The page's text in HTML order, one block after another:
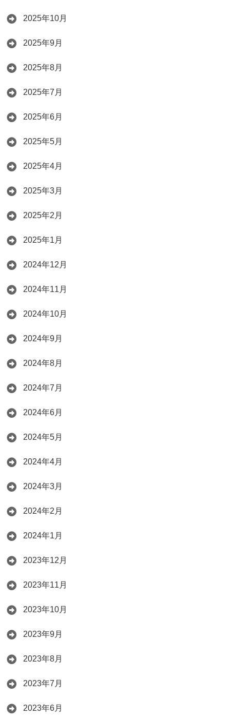
2025年10月
2025年9月
2025年8月
2025年7月
2025年6月
2025年5月
2025年4月
2025年3月
2025年2月
2025年1月
2024年12月
2024年11月
2024年10月
2024年9月
2024年8月
2024年7月
2024年6月
2024年5月
2024年4月
2024年3月
2024年2月
2024年1月
2023年12月
2023年11月
2023年10月
2023年9月
2023年8月
2023年7月
2023年6月